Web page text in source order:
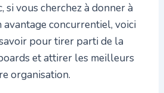
si vous cherchez à donner à
concurrentiel, voici
pour tirer parti de la
et attirer les meilleurs
organisation.